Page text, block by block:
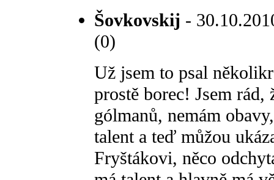
Šovkovskij -
(0)
Už jsem to psal
prostě borec! Jsem rád,
gólmanů, nemám
talent a teď můžou
Fryštákovi, něco